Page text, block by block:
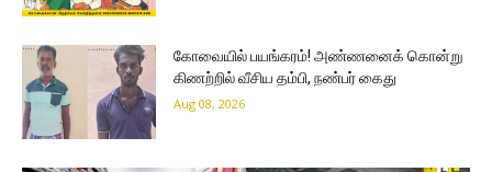
கோவையில் பயங்கரம்! அண்ணனைக் கொன்று
கிணற்றில் வீசிய தம்பி, நண்பர் கைது
Aug 08, 2026